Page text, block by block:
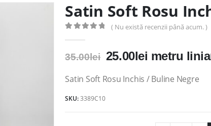
Satin Soft Rosu
( Nu există recenzii până acum. )
35.00lei Prețul
a
35.00lei.
25.00lei Prețul
este:
metru
Satin Soft Rosu Inchis / Buline Negre
SKU:3389C10